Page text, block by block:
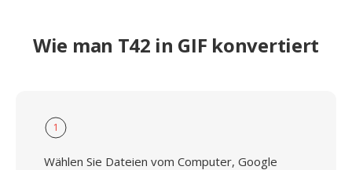
Wie man T42 in GIF konvertiert
1
Wählen Sie Dateien vom Computer, Google